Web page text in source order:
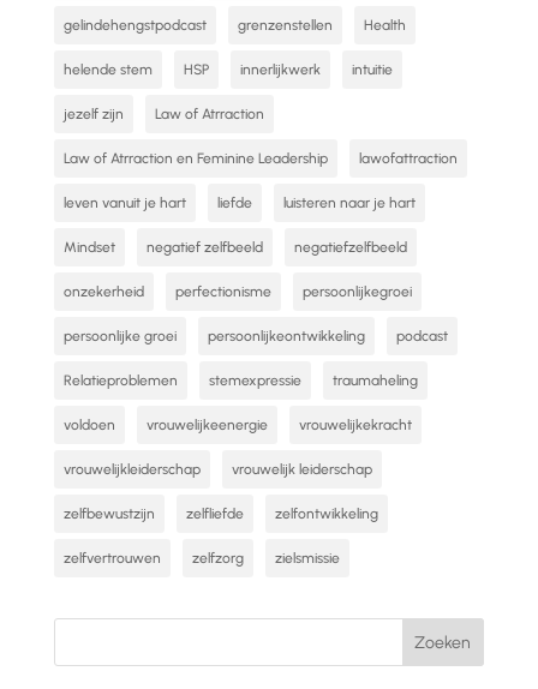
gelindehengstpodcast grenzenstellen Health
helende stem HSP innerlijkwerk intuitie
jezelf zijn Law of Atrraction
Law of Atrraction en Feminine Leadership lawofattraction
leven vanuit je hart liefde luisteren naar je hart
Mindset negatief zelfbeeld negatiefzelfbeeld
onzekerheid perfectionisme persoonlijkegroei
persoonlijke groei persoonlijkeontwikkeling podcast
Relatieproblemen stemexpressie traumaheling
voldoen vrouwelijkeenergie vrouwelijkekracht
vrouwelijkleiderschap vrouwelijk leiderschap
zelfbewustzijn zelfliefde zelfontwikkeling
zelfvertrouwen zelfzorg zielsmissie